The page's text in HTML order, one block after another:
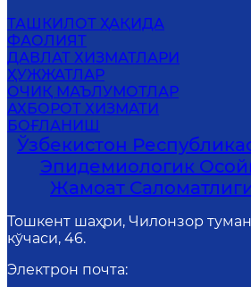
ТАШКИЛОТ ҲАҚИДА
ФАОЛИЯТ
ДАВЛАТ ХИЗМАТЛАРИ
ҲУЖЖАТЛАР
ОЧИҚ МАЪЛУМОТЛАР
АХБОРОТ ХИЗМАТИ
БОҒЛАНИШ
Ўзбекистон
Эпидемиологик
Жамоат
Тошкент шаҳри, Чилонзор
кўчаси, 46.
Электрон почта: